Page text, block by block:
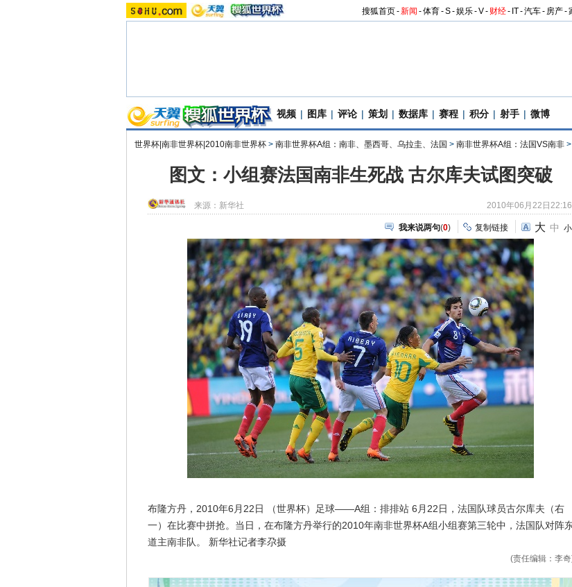
搜狐首页-新闻 -体育-S-娱乐-V- 财经- IT-汽车- 房产-
视频 | 图库 | 评论 | 策划 | 数据库 | 赛程 | 积分 | 射手 | 微博
世界杯|南非世界杯|2010南非世界杯 > 南非世界杯A组：南非、墨西哥、乌拉圭、法国 > 南非世界杯A组：法国VS南非 >
图文：小组赛法国南非生死战 古尔库夫试图突破
来源： 新华社 2010年06月22日22:16
我来说两句(0) 复制链接 大 中 小
布隆方丹，2010年6月22日 （世界杯）足球——A组：排排站 6月22日，法国队球员古尔库夫（右
一）在比赛中拼抢。当日，在布隆方丹举行的2010年南非世界杯A组小组赛第三轮中，法国队对阵
道主南非队。 新华社记者李尕摄
(责任编辑：李